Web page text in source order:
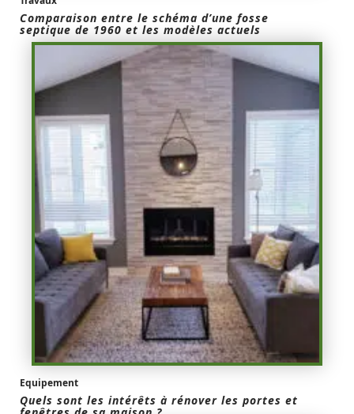
Comparaison entre le schéma d’une fosse
septique de 1960 et les modèles actuels
Equipement
Quels sont les intérêts à rénover les portes et